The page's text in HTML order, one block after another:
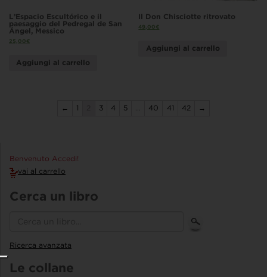
L’Espacio Escultórico e il
paesaggio del Pedregal de San
Ángel, Messico
25,00€
Aggiungi al carrello
Il Don Chisciotte ritrovato
49,00€
Aggiungi al carrello
← 1 3 4 5 … 40 41 42 →
Benvenuto Accedi!
vai al carrello
Cerca un libro
Ricerca avanzata
Le collane